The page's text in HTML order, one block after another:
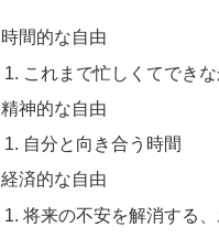
時間的な自由
これまで忙しくてでき
精神的な自由
自分と向き合う時間
経済的な自由
将来の不安を解消する